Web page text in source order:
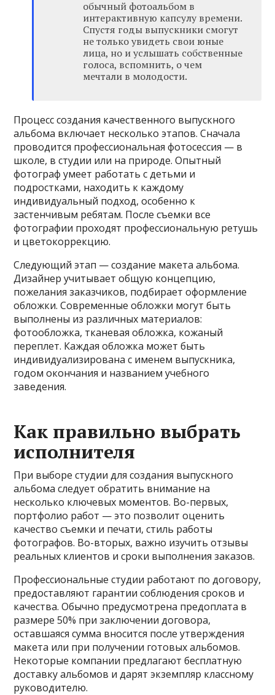
обычный фотоальбом в
интерактивную капсулу времени.
Спустя годы выпускники смогут
не только увидеть свои юные
лица, но и услышать собственные
голоса, вспомнить, о чем
мечтали в молодости.
Процесс создания качественного выпускного
альбома включает несколько этапов. Сначала
проводится профессиональная фотосессия — в
школе, в студии или на природе. Опытный
фотограф умеет работать с детьми и
подростками, находить к каждому
индивидуальный подход, особенно к
застенчивым ребятам. После съемки все
фотографии проходят профессиональную ретушь
и цветокоррекцию.
Следующий этап — создание макета альбома.
Дизайнер учитывает общую концепцию,
пожелания заказчиков, подбирает оформление
обложки. Современные обложки могут быть
выполнены из различных материалов:
фотообложка, тканевая обложка, кожаный
переплет. Каждая обложка может быть
индивидуализирована с именем выпускника,
годом окончания и названием учебного
заведения.
Как правильно выбрать
исполнителя
При выборе студии для создания выпускного
альбома следует обратить внимание на
несколько ключевых моментов. Во-первых,
портфолио работ — это позволит оценить
качество съемки и печати, стиль работы
фотографов. Во-вторых, важно изучить отзывы
реальных клиентов и сроки выполнения заказов.
Профессиональные студии работают по договору,
предоставляют гарантии соблюдения сроков и
качества. Обычно предусмотрена предоплата в
размере 50% при заключении договора,
оставшаяся сумма вносится после утверждения
макета или при получении готовых альбомов.
Некоторые компании предлагают бесплатную
доставку альбомов и дарят экземпляр классному
руководителю.